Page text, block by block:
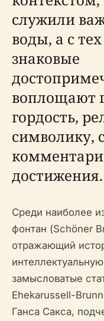
служили
воды, а с
знаковые
воплощают
гордость,
символику,
достижения.
Среди наиболее
фонтан (Schöner
отражающий
замысловатые
Ehekarussell-
Ганса Сакса,